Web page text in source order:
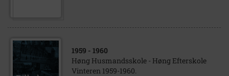
1959 - 1960
Høng Husmandsskole - Høng Efterskole
Vinteren 1959-1960.